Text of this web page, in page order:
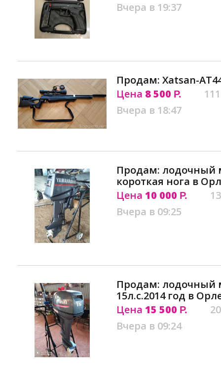
Вчера в 19:37
Продам: Xatsan-
Цена 8 500 Р.
Вчера в 18:47
Продам: лодочный
короткая нога в
Цена 10 000 Р.
Вчера в 09:25
Продам: лодочный
15л.с.2014 год в
Цена 15 500 Р.
Вчера в 09:24